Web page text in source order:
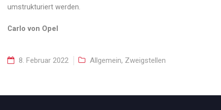
umstrukturiert werden.
Carlo von Opel
8. Februar 2022 Allgemein, Zweigstellen